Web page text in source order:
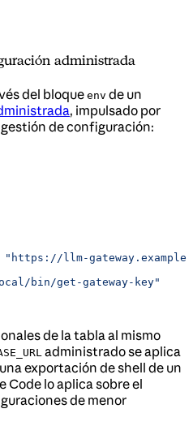
administrada
del bloqueenv de un
, impulsado por
de configuración:
"https://llm-
bin/get-gateway-key"
de la tabla al mismo
administrado se aplica
exportación de shell de un
Code lo aplica sobre el
de menor